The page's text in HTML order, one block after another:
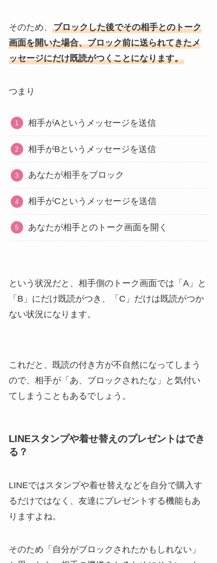
そのため、 ブロックした後でその相手とのトーク
画面を開いた場合、ブロック前に送られてきたメ
ッセージにだけ既読がつくことになります。
つまり
相手がAというメッセージを送信
相手がBというメッセージを送信
あなたが相手をブロック
相手がCというメッセージを送信
あなたが相手とのトーク画面を開く
という状況だと、相手側のトーク画面では「A」と
「B」にだけ既読がつき、「C」だけは既読がつか
ない状況になります。
これだと、既読の付き方が不自然になってしまう
ので、相手が「あ、ブロックされたな」と気付い
てしまうこともあるでしょう。
LINEスタンプや着せ替えのプレゼントはでき
る？
LINEではスタンプや着せ替えなどを自分で購入す
るだけではなく、友達にプレゼントする機能もあ
りますよね。
そのため「自分がブロックされたかもしれない」